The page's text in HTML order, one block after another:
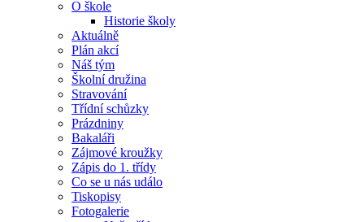
O škole
Historie školy
Aktuálně
Plán akcí
Náš tým
Školní družina
Stravování
Třídní schůzky
Prázdniny
Bakaláři
Zájmové kroužky
Zápis do 1. třídy
Co se u nás událo
Tiskopisy
Fotogalerie